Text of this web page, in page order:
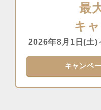
最
キ
2026年8月1日(土)
キャンペ